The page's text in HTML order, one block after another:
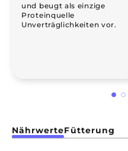
und beugt als einzige
Proteinquelle
Unverträglichkeiten vor.
NährwerteFütterung